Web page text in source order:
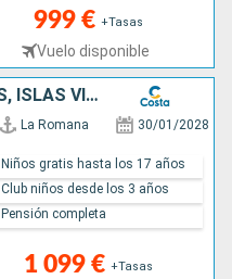
999 € +Tasas
Vuelo disponible
REP. DOMINICANA, ANTILLAS, ISLAS VÍRGENES, TURKS E ISLAS CAICOS
La Romana 30/01/2028
1 099 € +Tasas
Niños gratis hasta los 17 años
Club niños desde los 3 años
Pensión completa